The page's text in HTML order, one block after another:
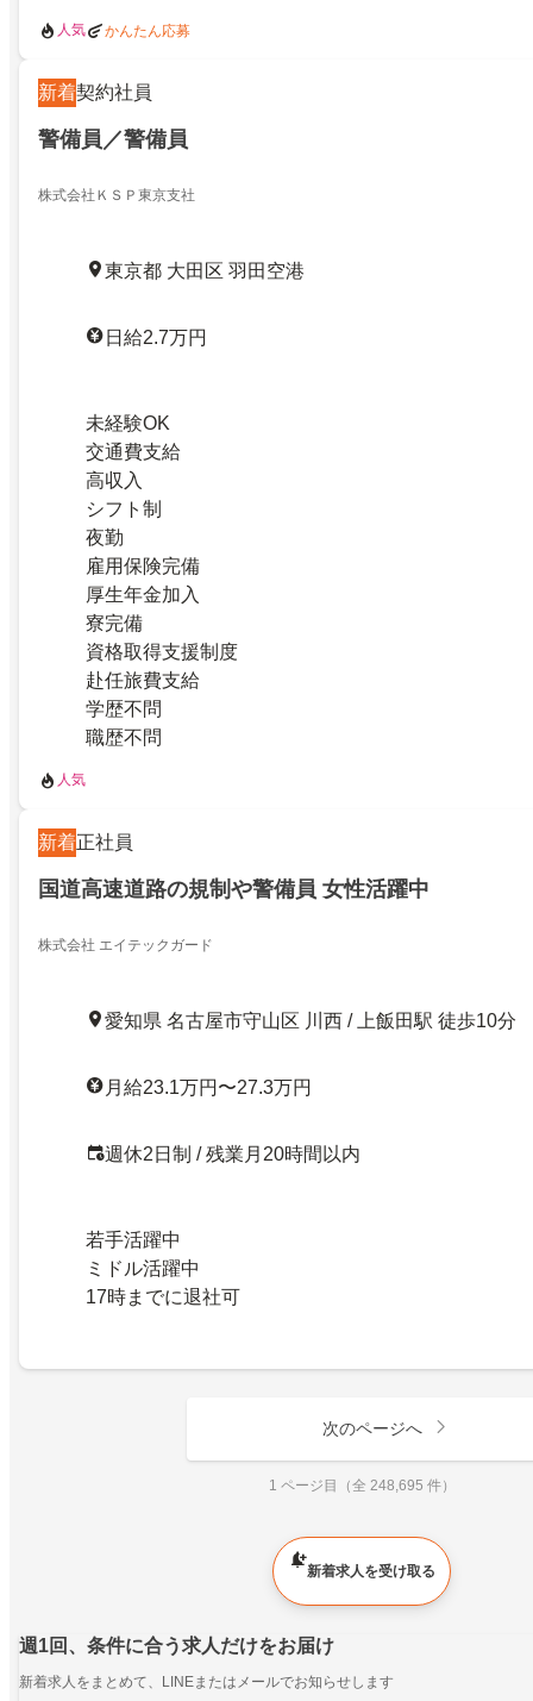
人気 かんたん応募
新着契約社員
警備員／警備員
株式会社ＫＳＰ東京支社
東京都 大田区 羽田空港
日給2.7万円
未経験OK
交通費支給
高収入
シフト制
夜勤
雇用保険完備
厚生年金加入
寮完備
資格取得支援制度
赴任旅費支給
学歴不問
職歴不問
人気
新着正社員
国道高速道路の規制や警備員 女性活躍中
株式会社 エイテックガード
愛知県 名古屋市守山区 川西 / 上飯田駅 徒歩10分
月給23.1万円〜27.3万円
週休2日制 / 残業月20時間以内
若手活躍中
ミドル活躍中
17時までに退社可
次のページへ
1 ページ目（全 248,695 件）
新着求人を受け取る
週1回、条件に合う求人だけをお届け
新着求人をまとめて、LINEまたはメールでお知らせします